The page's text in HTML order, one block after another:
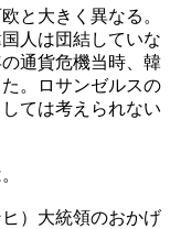
と大きく異なる。
人は団結していな
通貨危機当時、韓
。ロサンゼルスの
ては考えられない
）大統領のおかげ